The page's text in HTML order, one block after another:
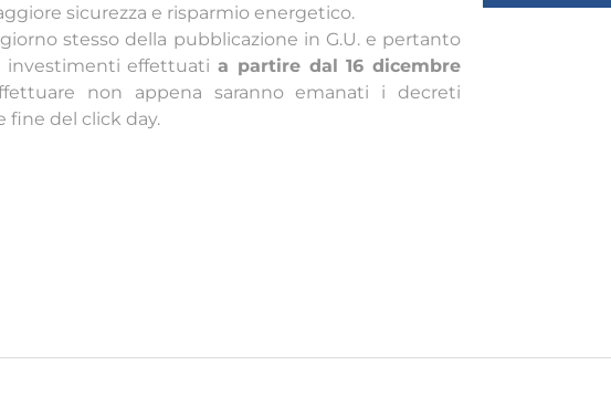
sicurezza e risparmio energetico.
stesso della pubblicazione in G.U. e pertanto
investimenti effettuatia partire dal 16 dicembre
non appena saranno emanati i decreti
fine del click day.